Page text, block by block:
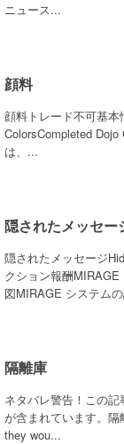
ニュース...
顔料
顔料トレード不可基
ColorsCompleted
は、...
隠されたメッセー
隠されたメッセージ
クション報酬
図MIRAGE システム
隔離庫
ネタバレ警告！この
が含まれています。
they wou...